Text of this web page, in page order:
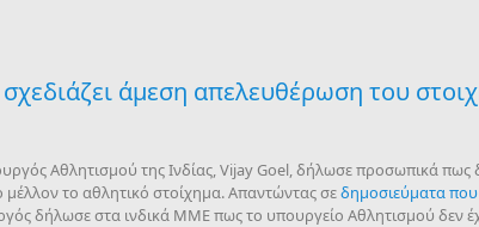
άμεση απελευθέρωση του
Αθλητισμού της Ινδίας, Vijay Goel, δήλωσε προσωπικά πως
μέλλον το αθλητικό στοίχημα. Απαντώντας σεδημοσιεύματα
δήλωσε στα ινδικά ΜΜΕ πως το υπουργείο Αθλητισμού δεν